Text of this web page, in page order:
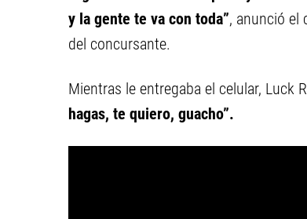
y la gente te va con toda”, anunció el
del concursante.
Mientras le entregaba el celular, Luck
hagas, te quiero, guacho”.